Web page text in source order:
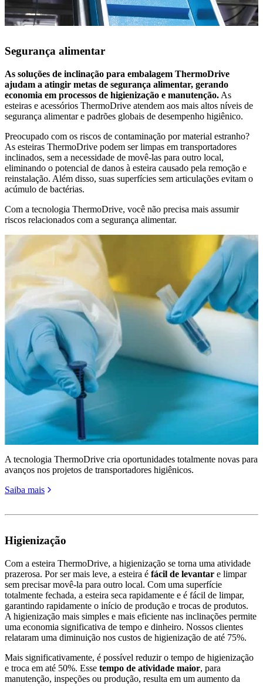
Segurança alimentar
As soluções de inclinação para embalagem ThermoDrive
ajudam a atingir metas de segurança alimentar, gerando
economia em processos de higienização e manutenção. As
esteiras e acessórios ThermoDrive atendem aos mais altos níveis de
segurança alimentar e padrões globais de desempenho higiênico.
Preocupado com os riscos de contaminação por material estranho?
As esteiras ThermoDrive podem ser limpas em transportadores
inclinados, sem a necessidade de movê-las para outro local,
eliminando o potencial de danos à esteira causado pela remoção e
reinstalação. Além disso, suas superfícies sem articulações evitam o
acúmulo de bactérias.
Com a tecnologia ThermoDrive, você não precisa mais assumir
riscos relacionados com a segurança alimentar.
A tecnologia ThermoDrive cria oportunidades totalmente novas para
avanços nos projetos de transportadores higiênicos.
Saiba mais
Higienização
Com a esteira ThermoDrive, a higienização se torna uma atividade
prazerosa. Por ser mais leve, a esteira é fácil de levantar e limpar
sem precisar movê-la para outro local. Com uma superfície
totalmente fechada, a esteira seca rapidamente e é fácil de limpar,
garantindo rapidamente o início de produção e trocas de produtos.
A higienização mais simples e mais eficiente nas inclinações permite
uma economia significativa de tempo e dinheiro. Nossos clientes
relataram uma diminuição nos custos de higienização de até 75%.
Mais significativamente, é possível reduzir o tempo de higienização
e troca em até 50%. Esse tempo de atividade maior, para
manutenção, inspeções ou produção, resulta em um aumento da